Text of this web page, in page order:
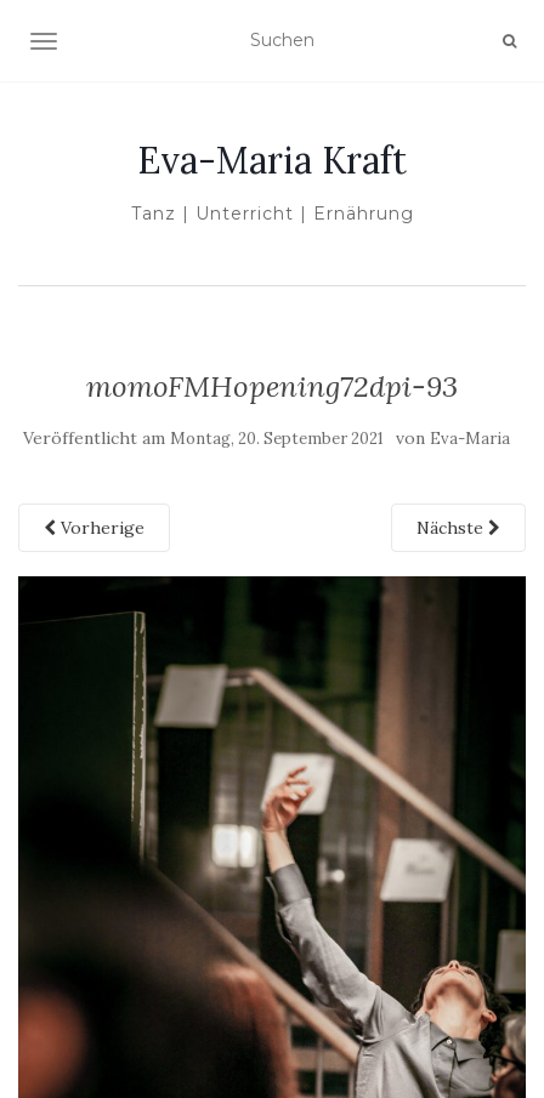
NAVIGATION UMSCHALTEN
Eva-Maria Kraft
Tanz | Unterricht | Ernährung
momoFMHopening72dpi-93
Veröffentlicht am Montag, 20. September 2021 von Eva-Maria
Vorherige Nächste